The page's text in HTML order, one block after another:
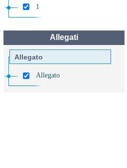
1
Allegati
Allegato
Allegato